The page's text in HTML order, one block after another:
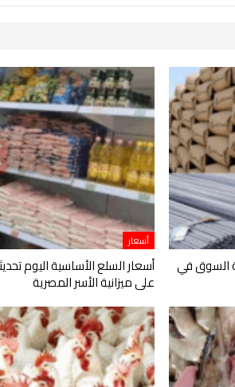
السوق في
أسعار
أسعار السلع الأساسية اليوم
على ميزانية الأسر المصرية